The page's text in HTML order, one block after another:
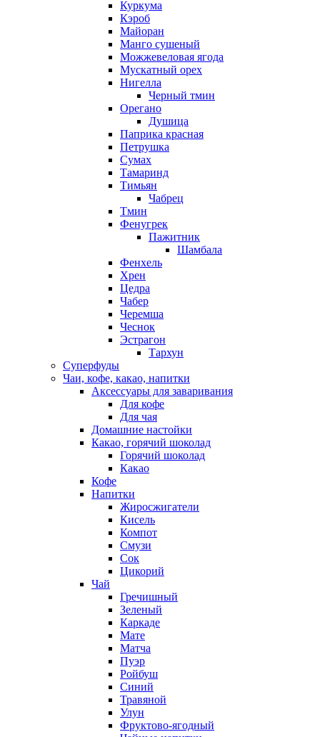
Куркума
Кэроб
Майоран
Манго сушеный
Можжевеловая ягода
Мускатный орех
Нигелла
Черный тмин
Орегано
Душица
Паприка красная
Петрушка
Сумах
Тамаринд
Тимьян
Чабрец
Тмин
Фенугрек
Пажитник
Шамбала
Фенхель
Хрен
Цедра
Чабер
Черемша
Чеснок
Эстрагон
Тархун
Суперфуды
Чаи, кофе, какао, напитки
Аксессуары для заваривания
Для кофе
Для чая
Домашние настойки
Какао, горячий шоколад
Горячий шоколад
Какао
Кофе
Напитки
Жиросжигатели
Кисель
Компот
Смузи
Сок
Цикорий
Чай
Гречишный
Зеленый
Каркаде
Мате
Матча
Пуэр
Ройбуш
Синий
Травяной
Улун
Фруктово-ягодный